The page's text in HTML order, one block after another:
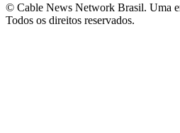
© Cable News Network Brasil. Uma
Todos os direitos reservados.